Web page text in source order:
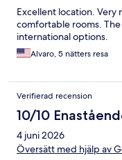
Excellent location. Very
comfortable rooms.
international options.
Alvaro, 5 nätters resa
Verifierad recension
10/10
4 juni 2026
Översätt med hjälp av